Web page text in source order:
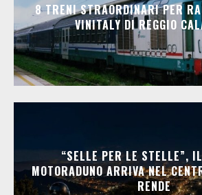
8 TRENI STRAORDINARI PER
VINITALY DI REGGIO
“SELLE PER LE STELLE”,
MOTORADUNO ARRIVA NEL
RENDE